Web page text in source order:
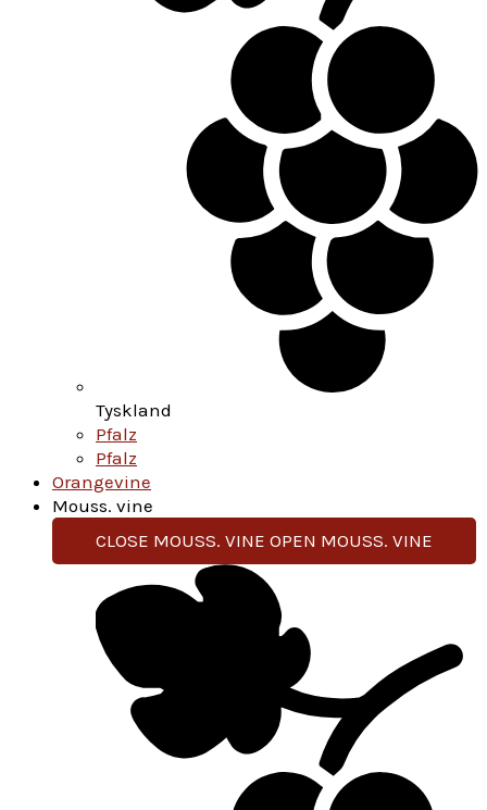
Tyskland
Pfalz
Pfalz
Orangevine
Mouss. vine
CLOSE MOUSS. VINE OPEN MOUSS. VINE